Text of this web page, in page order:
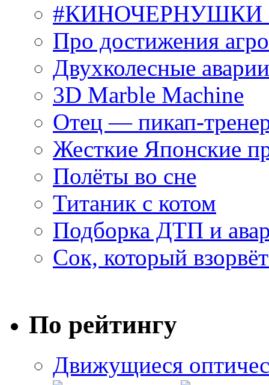
#КИНОЧЕРНУШКИ
Про достижения
Двухколесные
3D Marble Machine
Отец — пикап-
Жесткие Японские
Полёты во сне
Титаник с котом
Подборка ДТП и
Сок, который
По рейтингу
Движущиеся